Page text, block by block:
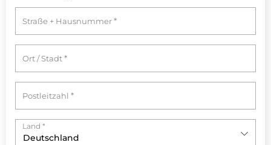
Straße + Hausnummer*
Ort / Stadt*
Postleitzahl *
Land *
Deutschland